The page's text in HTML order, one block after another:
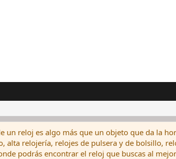
reloj es algo más que un objeto que da la
alta relojería, relojes de pulsera y de bolsillo,
podrás encontrar el reloj que buscas al